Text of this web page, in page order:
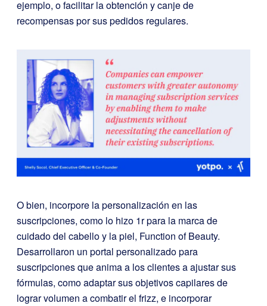
ejemplo, o facilitar la obtención y canje de
recompensas por sus pedidos regulares.
O bien, incorpore la personalización en las
suscripciones, como lo hizo 1r para la marca de
cuidado del cabello y la piel, Function of Beauty.
Desarrollaron un portal personalizado para
suscripciones que anima a los clientes a ajustar sus
fórmulas, como adaptar sus objetivos capilares de
lograr volumen a combatir el frizz, e incorporar